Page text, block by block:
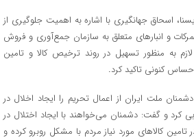
اسحاق جهانگیری با اشاره به اهمیت جلوگیری از
و انبارهای متعلق به سازمان جمع‌آوری و فروش
به منظور تسهیل در روند ترخیص کالا و تامین
کنونی تاکید کرد.
ملت ایران از اعمال تحریم را ایجاد اخلال در
کرد و گفت: دشمنان می‌خواهند با ایجاد اختلال در
کالاهای مورد نیاز مردم با مشکل روبرو کرده و